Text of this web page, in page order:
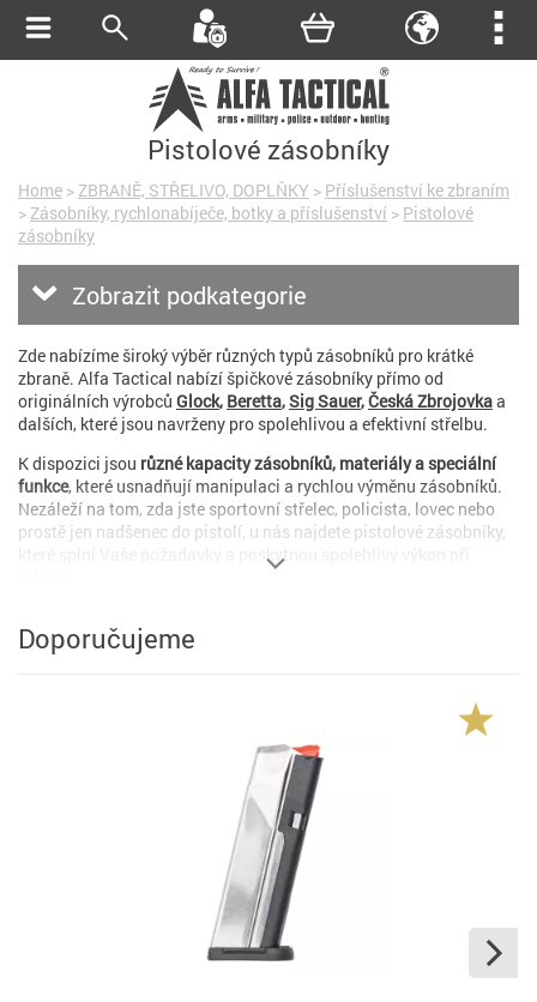
Pistolové zásobníky
Home > ZBRANĚ, STŘELIVO, DOPLŇKY > Příslušenství ke zbraním
> Zásobníky, rychlonabíječe, botky a příslušenství > Pistolové
zásobníky
Zobrazit podkategorie
Zde nabízíme široký výběr různých typů zásobníků pro krátké
zbraně. Alfa Tactical nabízí špičkové zásobníky přímo od
originálních výrobců Glock, Beretta,Sig Sauer,Česká Zbrojovkaa
dalších, které jsou navrženy pro spolehlivou a efektivní střelbu.
K dispozici jsou různé kapacity zásobníků, materiály a speciální
funkce, které usnadňují manipulaci a rychlou výměnu zásobníků.
Nezáleží na tom, zda jste sportovní střelec, policista, lovec nebo
prostě jen nadšenec do pistolí, u nás najdete pistolové zásobníky,
které splní Vaše požadavky a poskytnou spolehlivý výkon při
Doporučujeme